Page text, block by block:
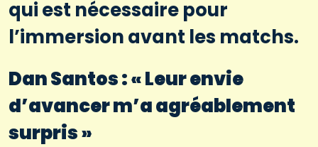
qui est nécessaire pour
l’immersion avant les matchs.
Dan Santos : « Leur envie
d’avancer m’a agréablement
surpris »